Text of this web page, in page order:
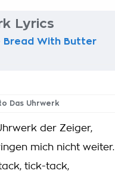
Lyrics
Bread With Butter
Das Uhrwerk
der Zeiger,
mich nicht weiter.
tick-tack,